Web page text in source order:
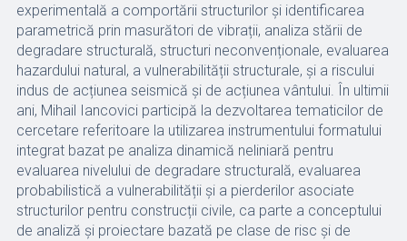
experimentală a comportării structurilor și identificarea
parametrică prin masurători de vibrații, analiza stării de
degradare structurală, structuri neconvenționale, evaluarea
hazardului natural, a vulnerabilității structurale, și a riscului
indus de acțiunea seismică și de acțiunea vântului. În ultimii
ani, Mihail Iancovici participă la dezvoltarea tematicilor de
cercetare referitoare la utilizarea instrumentului formatului
integrat bazat pe analiza dinamică neliniară pentru
evaluarea nivelului de degradare structurală, evaluarea
probabilistică a vulnerabilității și a pierderilor asociate
structurilor pentru construcții civile, ca parte a conceptului
de analiză și proiectare bazată pe clase de risc și de